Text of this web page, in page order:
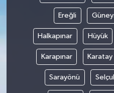
Ereğli
Halkapınar Hüyük
Karapınar Karatay
Sarayönü